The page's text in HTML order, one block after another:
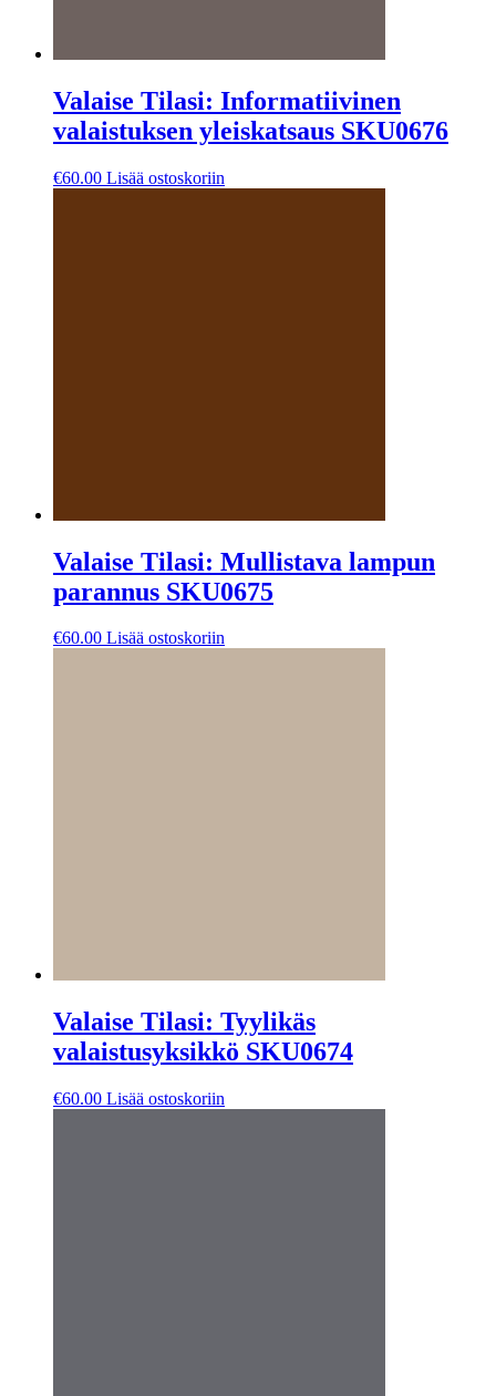
Valaise Tilasi: Informatiivinen
valaistuksen yleiskatsaus SKU0676
€60.00 Lisää ostoskoriin
Valaise Tilasi: Mullistava lampun
parannus SKU0675
€60.00 Lisää ostoskoriin
Valaise Tilasi: Tyylikäs
valaistusyksikkö SKU0674
€60.00 Lisää ostoskoriin